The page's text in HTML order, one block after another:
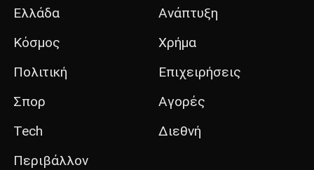
Ελλάδα
Κόσμος
Πολιτική
Σπορ
Tech
Περιβάλλον
Ανάπτυξη
Χρήμα
Επιχειρήσεις
Αγορές
Διεθνή